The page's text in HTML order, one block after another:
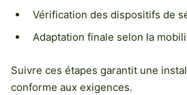
Vérification des dispositifs de
Adaptation finale selon la
Suivre ces étapes garantit une
conforme aux exigences.